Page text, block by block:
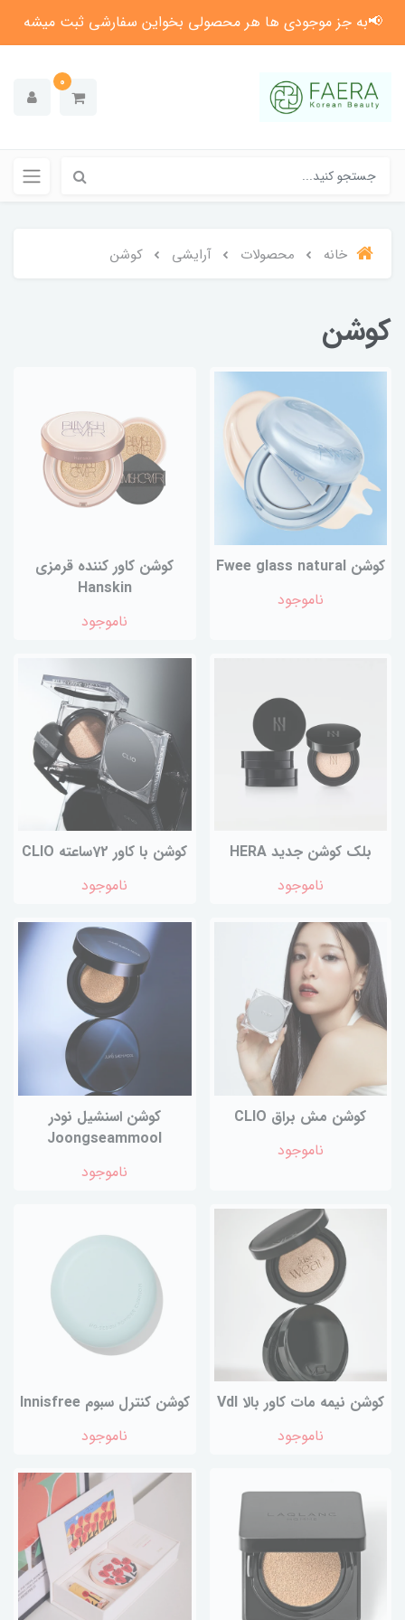
📢به جز موجودی ها هر محصولی بخواین سفارشی ثبت میشه
0
خانه محصولات آرایشی کوشن
کوشن
کوشن Fwee glass natural
ناموجود
کوشن کاور کننده قرمزی
Hanskin
ناموجود
بلک کوشن جدید HERA
ناموجود
کوشن با کاور 72ساعته CLIO
ناموجود
کوشن مش براق CLIO
ناموجود
کوشن اسنشیل نودر
Joongseammool
ناموجود
کوشن نیمه مات کاور بالا Vdl
ناموجود
کوشن کنترل سبوم Innisfree
ناموجود